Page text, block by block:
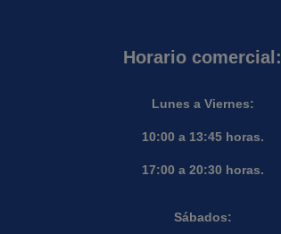
Horario comercial:
Lunes a Viernes:
10:00 a 13:45 horas.
17:00 a 20:30 horas.
Sábados: